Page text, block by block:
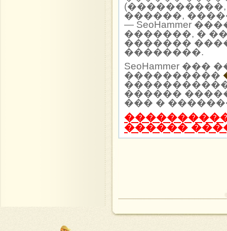
������,
— SeoHammer
�������, �
�������
��������.
SeoHammer
����������
�����������
������
��� �
������